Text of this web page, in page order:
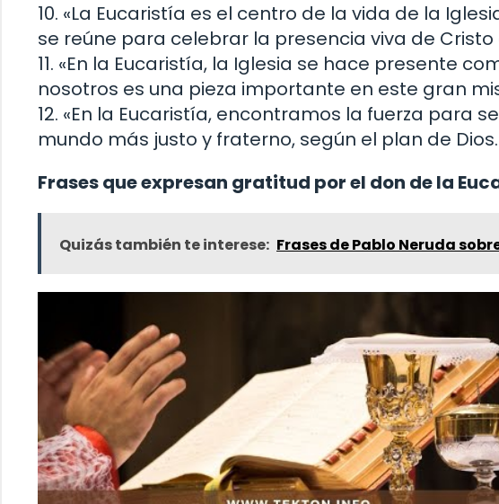
10. «La Eucaristía es el centro de la vida de la
se reúne para celebrar la presencia viva de Cristo
11. «En la Eucaristía, la Iglesia se hace presente
nosotros es una pieza importante en este gran
12. «En la Eucaristía, encontramos la fuerza para
mundo más justo y fraterno, según el plan de
Frases que expresan gratitud por el don de la
Quizás también te interese: Frases de Pablo Neruda